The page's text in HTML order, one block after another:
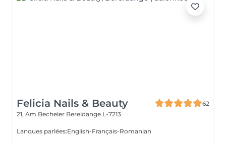
Felicia Nails & Beauty
62
21, Am Becheler Bereldange L-7213
Lanques parlées:English-Français-Romanian